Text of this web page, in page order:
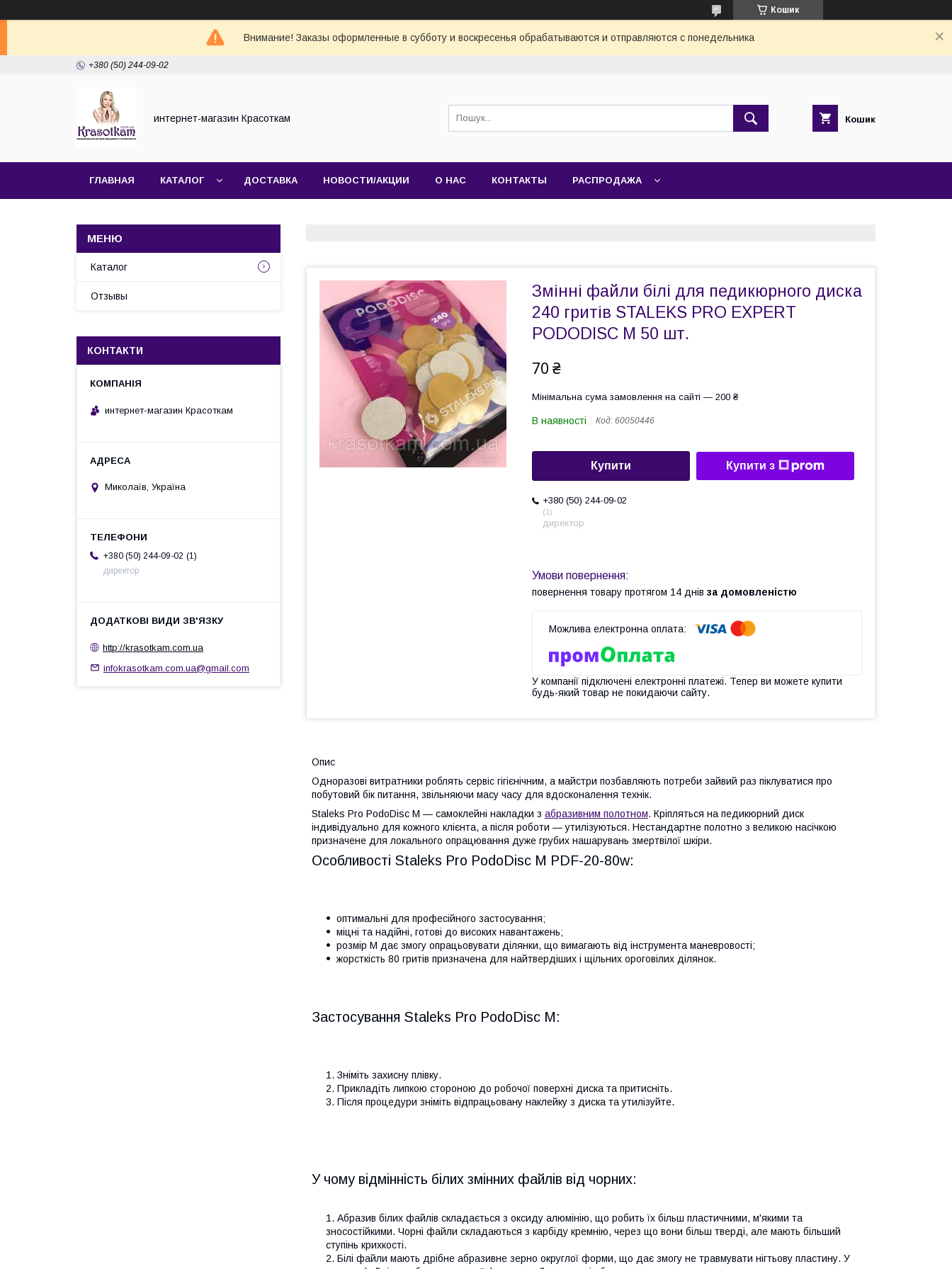
Кошик
Внимание! Заказы оформленные в субботу и воскресенья обрабатываются и отправляются с понедельника
+380 (50) 244-09-02
интернет-магазин Красоткам Кошик
ГЛАВНАЯ КАТАЛОГ ДОСТАВКА НОВОСТИ/АКЦИИ О НАС КОНТАКТЫ РАСПРОДАЖА
Змінні файли білі для педикюрного диска
240 гритів STALEKS PRO EXPERT
PODODISC M 50 шт.
70 ₴
Мінімальна сума замовлення на сайті — 200 ₴
В наявності Код: 60050446
Купити Купити з
+380 (50) 244-09-02
1
директор
повернення товару протягом 14 днів за домовленістю
У компанії підключені електронні платежі. Тепер ви можете купити
будь-який товар не покидаючи сайту.
Опис
Одноразові витратники роблять сервіс гігієнічним, а майстри позбавляють потреби зайвий раз піклуватися про
побутовий бік питання, звільняючи масу часу для вдосконалення технік.
Staleks Pro PodoDisc M — самоклейні накладки з абразивним полотном. Кріпляться на педикюрний диск
індивідуально для кожного клієнта, а після роботи — утилізуються. Нестандартне полотно з великою насічкою
призначене для локального опрацювання дуже грубих нашарувань змертвілої шкіри.
Особливості Staleks Pro PodoDisc М PDF-20-80w:
оптимальні для професійного застосування;
міцні та надійні, готові до високих навантажень;
розмір М дає змогу опрацьовувати ділянки, що вимагають від інструмента маневровості;
жорсткість 80 гритів призначена для найтвердіших і щільних ороговілих ділянок.
Застосування Staleks Pro PodoDisc М:
Зніміть захисну плівку.
Прикладіть липкою стороною до робочої поверхні диска та притисніть.
Після процедури зніміть відпрацьовану наклейку з диска та утилізуйте.
У чому відмінність білих змінних файлів від чорних:
Абразив білих файлів складається з оксиду алюмінію, що робить їх більш пластичними, м'якими та
зносостійкими. Чорні файли складаються з карбіду кремнію, через що вони більш тверді, але мають більший
ступінь крихкості.
Білі файли мають дрібне абразивне зерно округлої форми, що дає змогу не травмувати нігтьову пластину. У
Каталог
Отзывы
КОНТАКТИ
интернет-магазин Красоткам
Миколаїв, Україна
+380 (50) 244-09-02
1
директор
http://krasotkam.com.ua
infokrasotkam.com.ua@gmail.com